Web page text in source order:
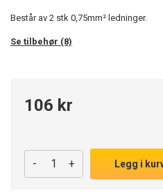
Består av 2 stk 0,75mm² ledninger.
Se tilbehør (8)
106 kr
- + Legg i